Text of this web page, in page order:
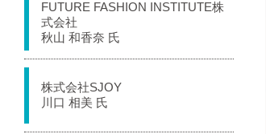
FUTURE FASHION INSTITUTE株
式会社
秋山 和香奈 氏
株式会社SJOY
川口 相美 氏